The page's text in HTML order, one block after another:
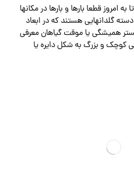
به امروز قطعا بارها و بارها در مکانها
گلدانهایی هستند که در ابعاد
همیشگی یا موقت گیاهان معرفی
کوچک و بزرگ به شکل دایره یا